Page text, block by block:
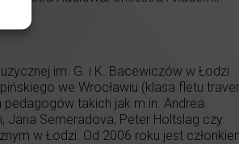
im. G. i K. Bacewiczów w Łodzi
we Wrocławiu (klasa fletu
takich jak m.in. Andrea
Jana Semeradova, Peter Holtslag czy
w Łodzi. Od 2006 roku jest